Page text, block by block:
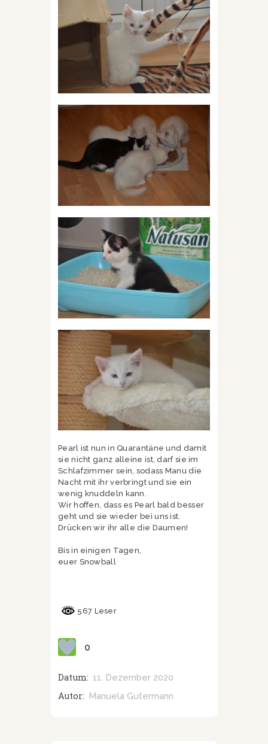
Pearl ist nun in Quarantäne und damit
sie nicht ganz alleine ist, darf sie im
Schlafzimmer sein, sodass Manu die
Nacht mit ihr verbringt und sie ein
wenig knuddeln kann.
Wir hoffen, dass es Pearl bald besser
geht und sie wieder bei uns ist.
Drücken wir ihr alle die Daumen!
Bis in einigen Tagen,
euer Snowball
567 Leser
0
Datum: 11. Dezember 2020
Autor: Manuela Gutermann